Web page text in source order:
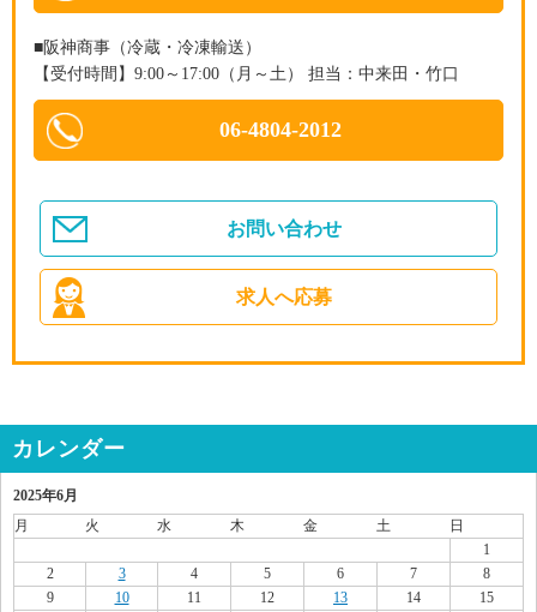
■阪神商事（冷蔵・冷凍輸送）
【受付時間】9:00～17:00（月～土） 担当：中来田・竹口
06-4804-2012
お問い合わせ
求人へ応募
カレンダー
2025年6月
月
火 水 木 金 土 日
1
2
3 4 5 6 7
8
9
10 11 12 13 14
15